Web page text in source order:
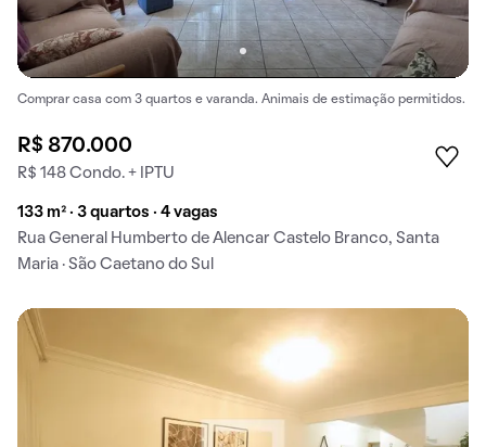
Comprar casa com 3 quartos e varanda. Animais de estimação permitidos.
R$ 870.000
R$ 148 Condo. + IPTU
133 m² · 3 quartos · 4 vagas
Rua General Humberto de Alencar Castelo Branco, Santa
Maria · São Caetano do Sul